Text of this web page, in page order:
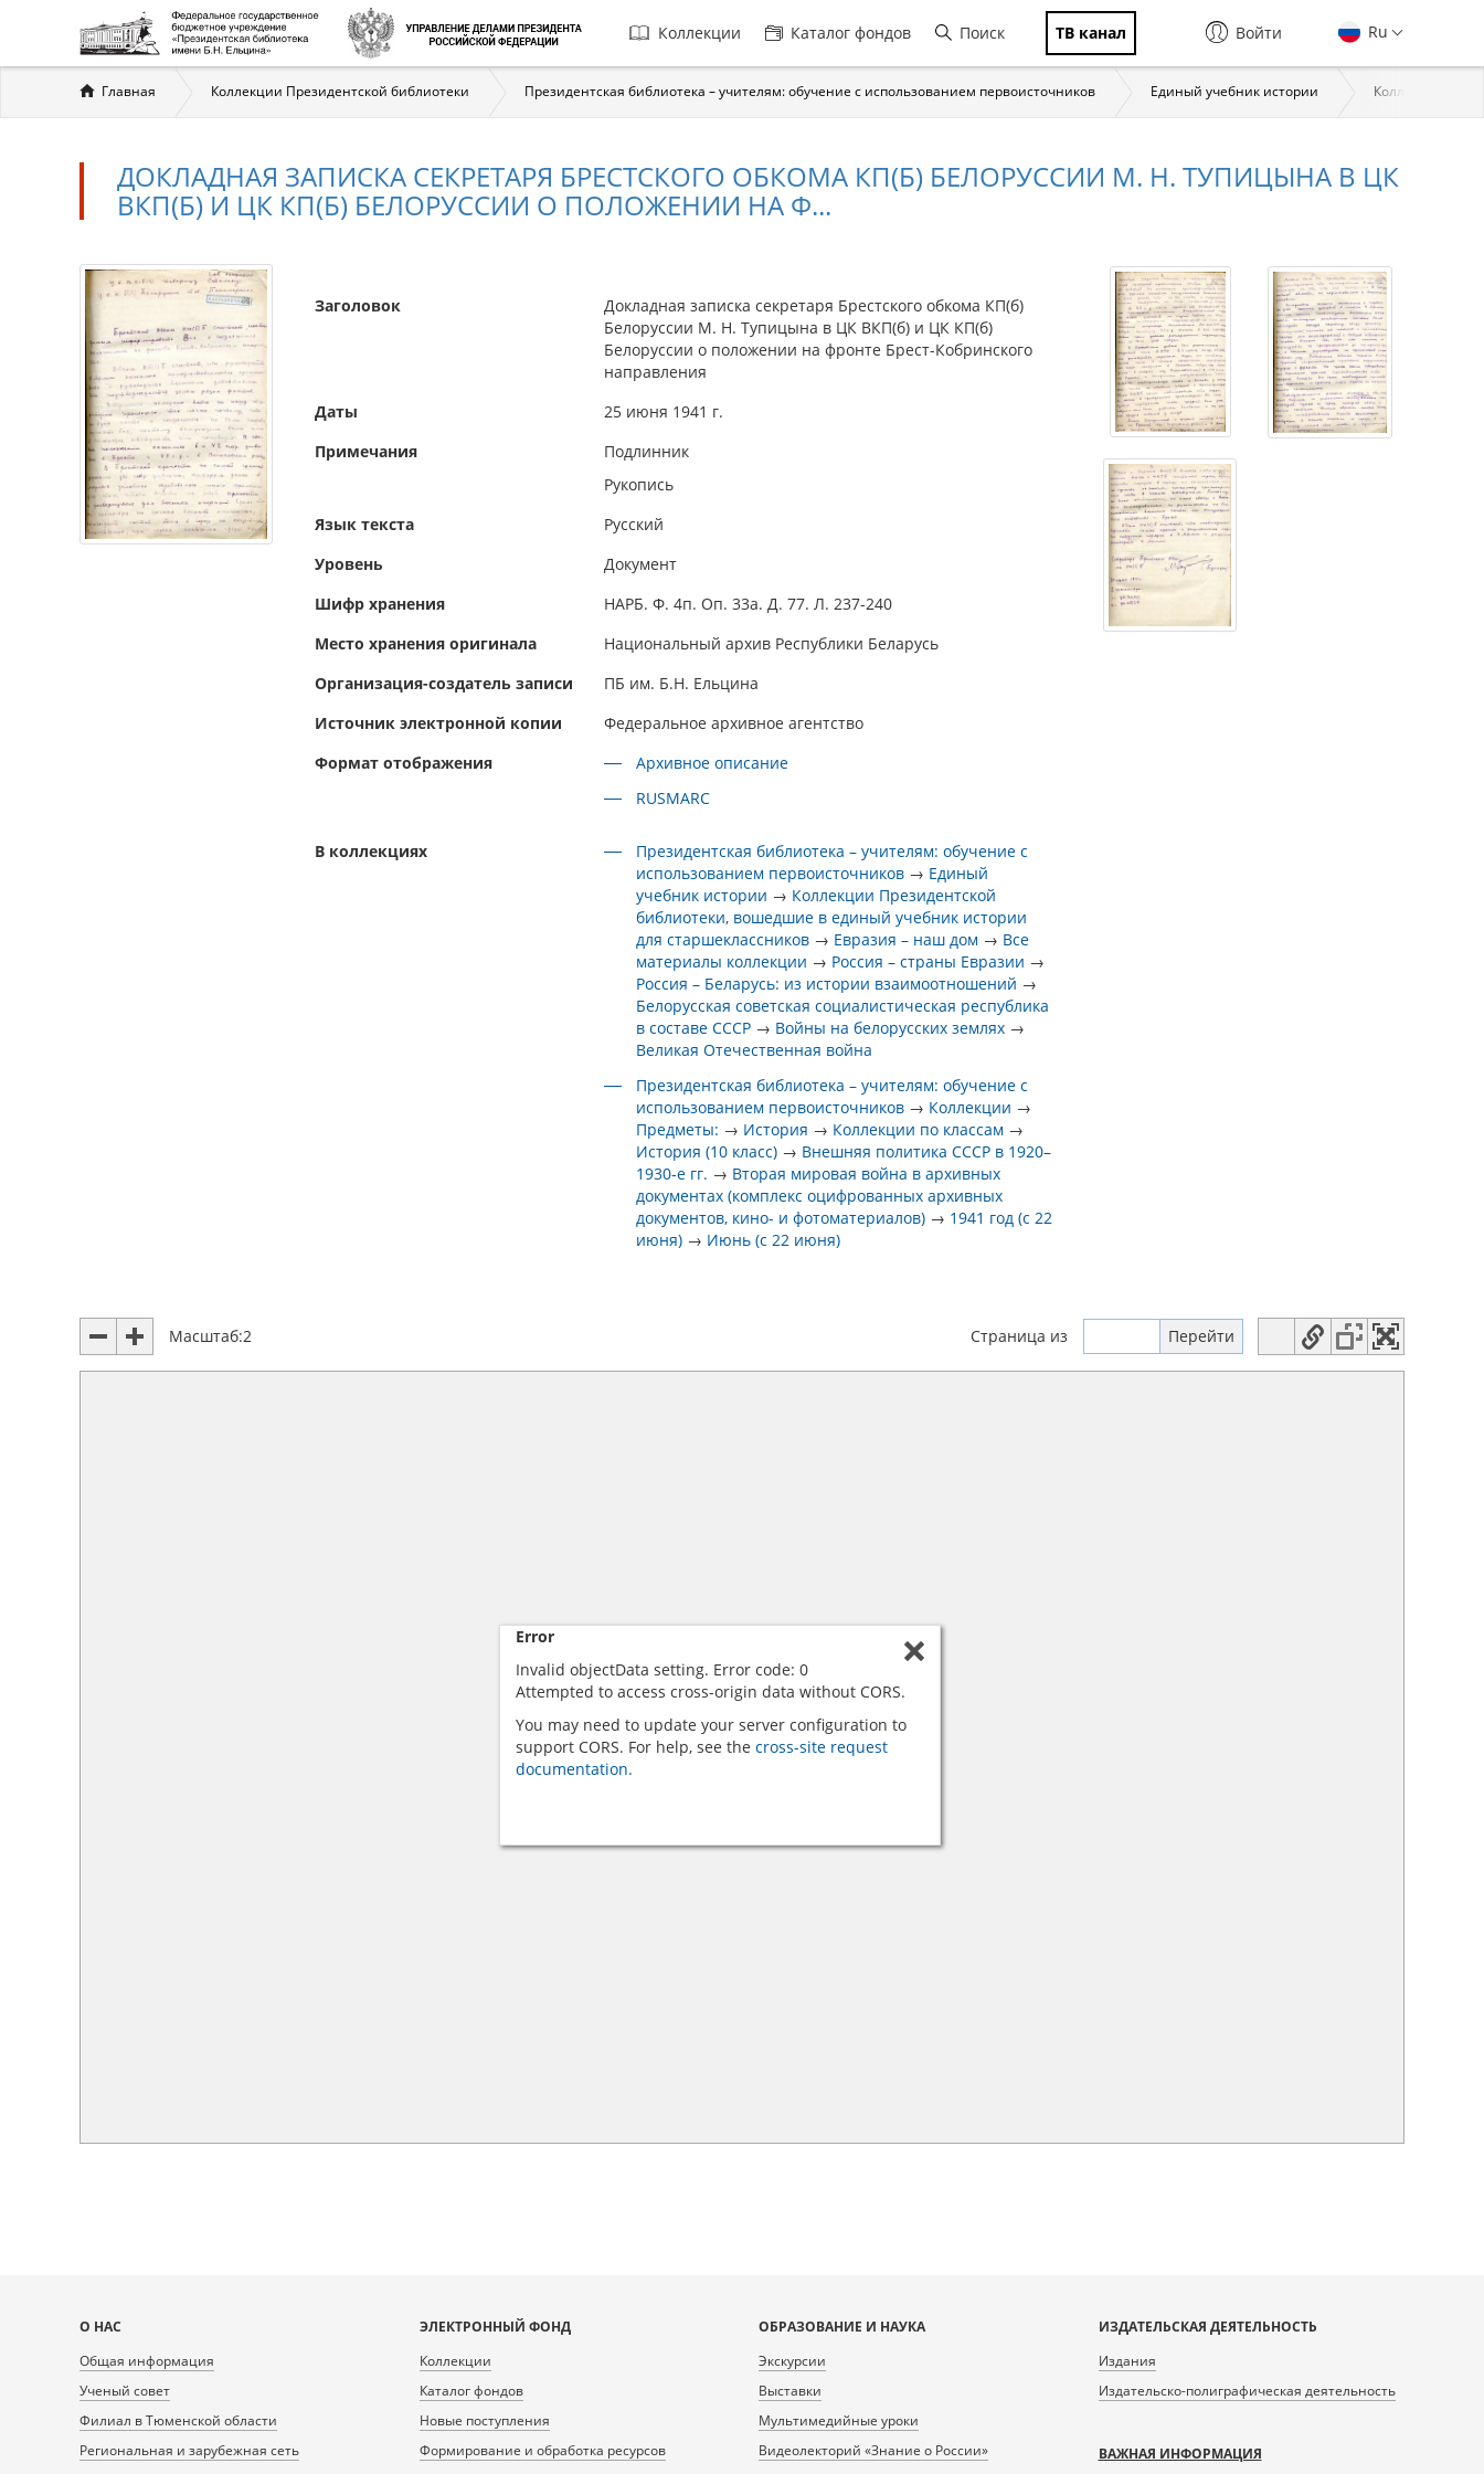
Главная
навигация
Коллекции Каталог фондов Поиск ТВ канал Ru
Войти
Вы
здесь
Главная Коллекции Президентской библиотеки Президентская библиотека – учителям: обучение с использованием первоисточников Единый учебник истории Коллекции
ДОКЛАДНАЯ ЗАПИСКА СЕКРЕТАРЯ БРЕСТСКОГО ОБКОМА КП(Б) БЕЛОРУССИИ М. Н. ТУПИЦЫНА В ЦК
ВКП(Б) И ЦК КП(Б) БЕЛОРУССИИ О ПОЛОЖЕНИИ НА Ф...
Заголовок
Докладная записка секретаря Брестского обкома КП(б)
Белоруссии М. Н. Тупицына в ЦК ВКП(б) и ЦК КП(б)
Белоруссии о положении на фронте Брест-Кобринского
направления
Даты
25 июня 1941 г.
Примечания
Подлинник
Рукопись
Язык текста
Русский
Уровень
Документ
Шифр хранения
НАРБ. Ф. 4п. Оп. 33а. Д. 77. Л. 237-240
Место хранения оригинала
Национальный архив Республики Беларусь
Организация-создатель записи
ПБ им. Б.Н. Ельцина
Источник электронной копии
Федеральное архивное агентство
Формат отображения
Архивное описание
RUSMARC
В коллекциях
Президентская библиотека – учителям: обучение с
использованием первоисточников → Единый
учебник истории → Коллекции Президентской
библиотеки, вошедшие в единый учебник истории
для старшеклассников → Евразия – наш дом → Все
материалы коллекции → Россия – страны Евразии →
Россия – Беларусь: из истории взаимоотношений →
Белорусская советская социалистическая республика
в составе СССР → Войны на белорусских землях →
Великая Отечественная война
Президентская библиотека – учителям: обучение с
использованием первоисточников → Коллекции →
Предметы: → История → Коллекции по классам →
История (10 класс) → Внешняя политика СССР в 1920–
1930-е гг. → Вторая мировая война в архивных
документах (комплекс оцифрованных архивных
документов, кино- и фотоматериалов) → 1941 год (с 22
июня) → Июнь (с 22 июня)
Масштаб:2 Страница из
Error
Invalid objectData setting. Error code: 0
Attempted to access cross-origin data without CORS.
You may need to update your server configuration to
support CORS. For help, see the cross-site request
documentation.
Карта
сайта
О НАС
Общая информация
Ученый совет
Филиал в Тюменской области
Региональная и зарубежная сеть
ЭЛЕКТРОННЫЙ ФОНД
Коллекции
Каталог фондов
Новые поступления
Формирование и обработка ресурсов
ОБРАЗОВАНИЕ И НАУКА
Экскурсии
Выставки
Мультимедийные уроки
Видеолекторий «Знание о России»
ИЗДАТЕЛЬСКАЯ ДЕЯТЕЛЬНОСТЬ
Издания
Издательско-полиграфическая деятельность
ВАЖНАЯ ИНФОРМАЦИЯ